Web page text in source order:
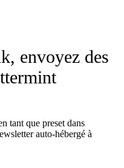
envoyez des
tant que preset dans
auto-hébergé à